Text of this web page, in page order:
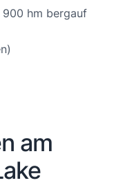
900 hm bergauf
am